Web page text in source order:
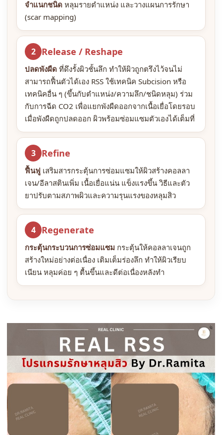
จำแนกชนิด หลุมรายตำแหน่ง และวางแผนการรักษา
(scar mapping)
2 Release / Reshape
ปลดพังผืด ที่ดึงรั้งผิวชั้นลึก ทำให้ผิวถูกตรึงไว้จนไม่
สามารถฟื้นตัวได้เอง RSS ใช้เทคนิค Subcision หรือ
เทคนิคอื่น ๆ (ขึ้นกับตำแหน่ง/ความลึก/ชนิดหลุม) ร่วม
กับการฉีด CO2 เพื่อแยกพังผืดออกจากเนื้อเยื่อโดยรอบ
เมื่อพังผืดถูกปลดออก ผิวพร้อมซ่อมแซมตัวเองได้เต็มที่
3 Refine
ฟื้นฟู เสริมสารกระตุ้นการซ่อมแซมให้ผิวสร้างคอลลา
เจน/อีลาสตินเพิ่ม เนื้อเยื่อแน่น แข็งแรงขึ้น วิธีและตัว
ยาปรับตามสภาพผิวและความรุนแรงของหลุมสิว
4 Regenerate
กระตุ้นกระบวนการซ่อมแซม กระตุ้นให้คอลลาเจนถูก
สร้างใหม่อย่างต่อเนื่อง เติมเต็มร่องลึก ทำให้ผิวเรียบ
เนียน หลุมค่อย ๆ ตื้นขึ้นและดีต่อเนื่องหลังทำ